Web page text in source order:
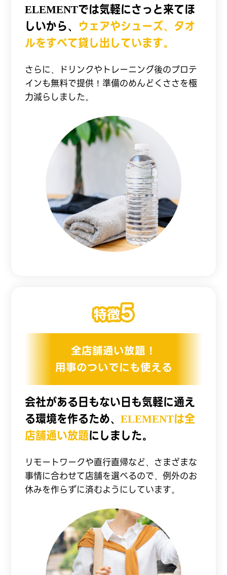
ELEMENTでは気軽にさっと来てほ
しいから、 ウェアやシューズ、タオ
ルをすべて貸し出しています。
さらに、ドリンクやトレーニング後のプロテ
インも無料で提供！準備のめんどくささを極
力減らしました。
全店舗通い放題！
用事のついでにも使える
会社がある日もない日も気軽に通え
る環境を作るため、ELEMENTは全
店舗通い放題にしました。
リモートワークや直行直帰など、さまざまな
事情に合わせて店舗を選べるので、例外のお
休みを作らずに済むようにしています。